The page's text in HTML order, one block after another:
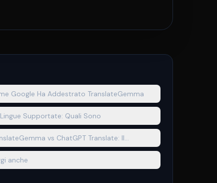
Google Ha Addestrato TranslateGemma
Supportate: Quali Sono
vs ChatGPT Translate: Il
anche